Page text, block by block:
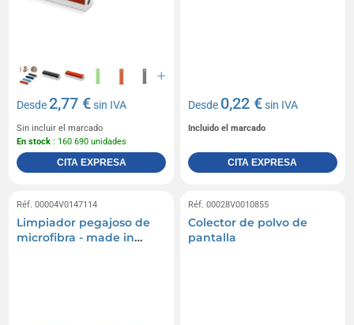
Desde2,77 €sin IVA
Sin incluir el marcado
En stock : 160 690 unidades
CITA EXPRESA
Desde 0,22 €sin IVA
Incluido el marcado
CITA EXPRESA
Réf. 00004V0147114
Limpiador pegajoso de
microfibra - made in
Réf. 00028V0010855
Colector de polvo de
pantalla